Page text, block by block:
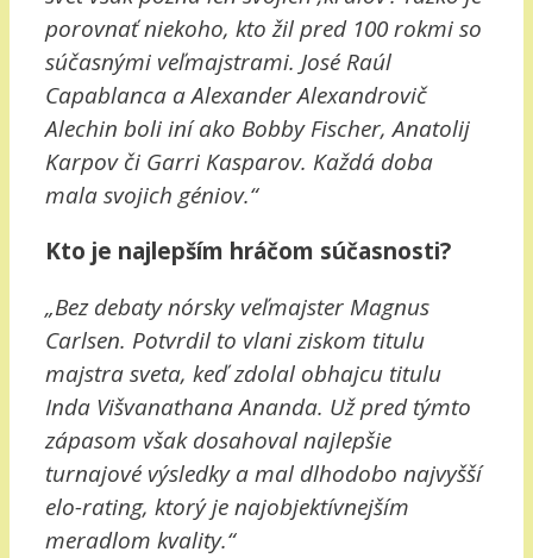
porovnať niekoho, kto žil pred 100 rokmi so
súčasnými veľmajstrami. José Raúl
Capablanca a Alexander Alexandrovič
Alechin boli iní ako Bobby Fischer, Anatolij
Karpov či Garri Kasparov. Každá doba
mala svojich géniov.“
Kto je najlepším hráčom súčasnosti?
„Bez debaty nórsky veľmajster Magnus
Carlsen. Potvrdil to vlani ziskom titulu
majstra sveta, keď zdolal obhajcu titulu
Inda Višvanathana Ananda. Už pred týmto
zápasom však dosahoval najlepšie
turnajové výsledky a mal dlhodobo najvyšší
elo-rating, ktorý je najobjektívnejším
meradlom kvality.“